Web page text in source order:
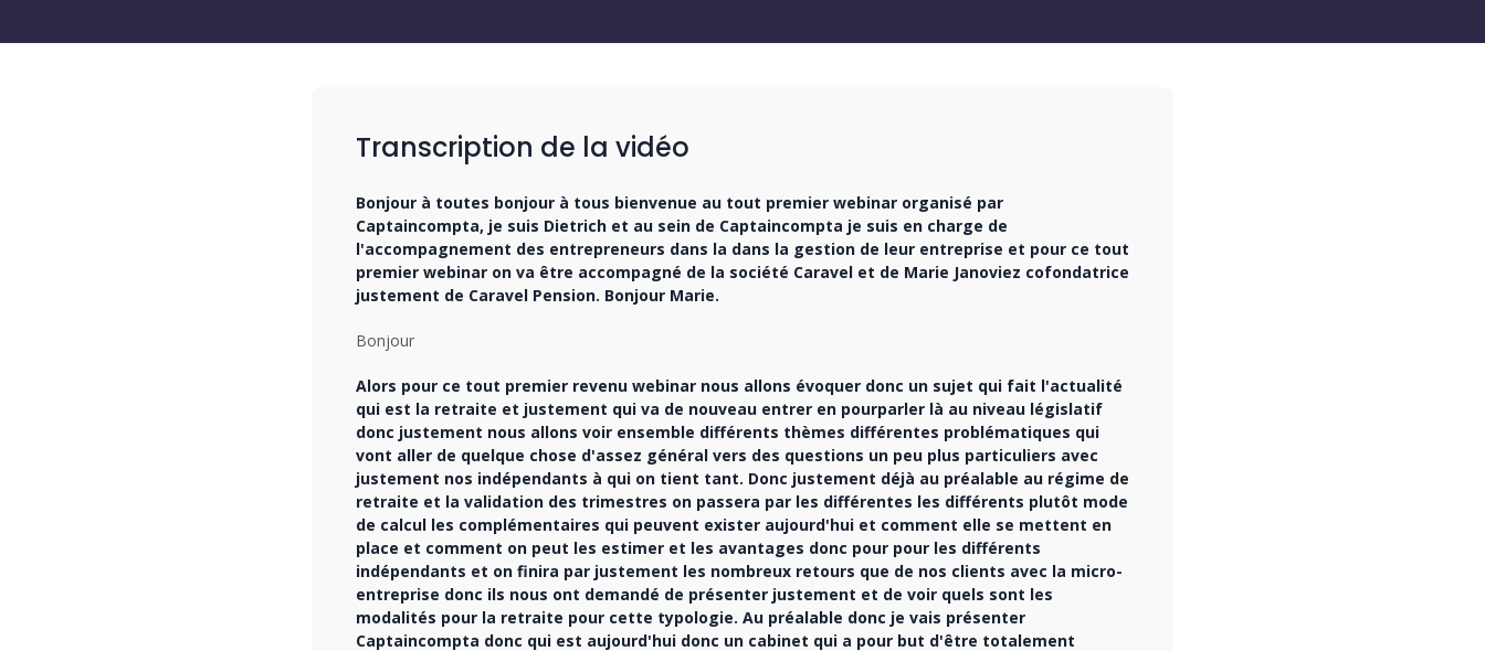
Transcription de la vidéo
Bonjour à toutes bonjour à tous bienvenue au tout premier webinar organisé par
Captaincompta, je suis Dietrich et au sein de Captaincompta je suis en charge de
l'accompagnement des entrepreneurs dans la dans la gestion de leur entreprise et pour ce tout
premier webinar on va être accompagné de la société Caravel et de Marie Janoviez cofondatrice
justement de Caravel Pension. Bonjour Marie.
Bonjour
Alors pour ce tout premier revenu webinar nous allons évoquer donc un sujet qui fait l'actualité
qui est la retraite et justement qui va de nouveau entrer en pourparler là au niveau législatif
donc justement nous allons voir ensemble différents thèmes différentes problématiques qui
vont aller de quelque chose d'assez général vers des questions un peu plus particuliers avec
justement nos indépendants à qui on tient tant. Donc justement déjà au préalable au régime de
retraite et la validation des trimestres on passera par les différentes les différents plutôt mode
de calcul les complémentaires qui peuvent exister aujourd'hui et comment elle se mettent en
place et comment on peut les estimer et les avantages donc pour pour les différents
indépendants et on finira par justement les nombreux retours que de nos clients avec la micro-
entreprise donc ils nous ont demandé de présenter justement et de voir quels sont les
modalités pour la retraite pour cette typologie. Au préalable donc je vais présenter
Captaincompta donc qui est aujourd'hui donc un cabinet qui a pour but d'être totalement